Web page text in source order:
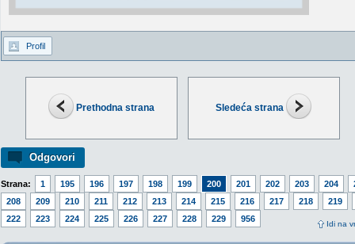
Prethodna strana Sledeća strana
Odgovori
Strana: 1 195 196 197 198 199 200 201 202 203 204
208
209 210 211 212 213 214 215 216 217 218
219
222
223 224 225 226 227 228 229 956
Idi na
Profil